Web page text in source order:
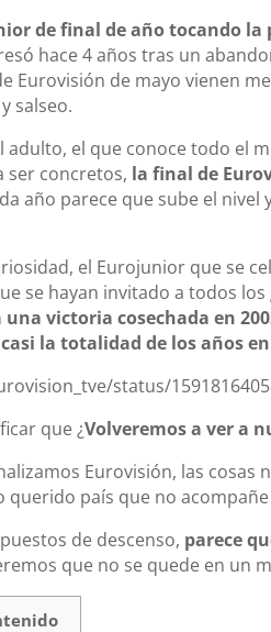
de final de año tocando la
hace 4 años tras un
Eurovisión de mayo vienen
salseo.
adulto, el que conoce todo el
ser concretos, la final de
año parece que sube el
el Eurojunior que se
se hayan invitado a todos
una victoria cosechada en
la totalidad de los años
status/
que ¿Volveremos a ver a
Eurovisión, las
querido país que no acompañe
de descenso, parece
que no se quede en un